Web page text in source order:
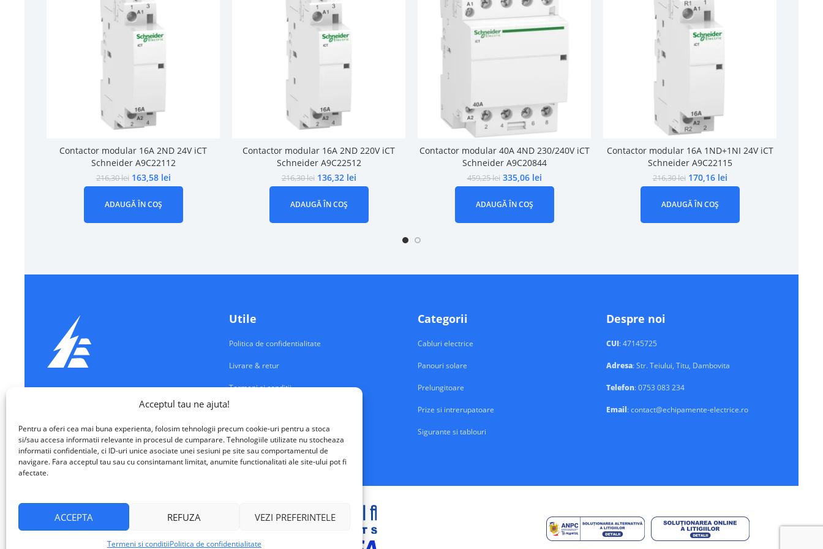
Acceptul tau ne ajuta!
Pentru a oferi cea mai buna experienta, folosim tehnologii precum cookie-uri pentru a stoca
si/sau accesa informatii relevante in procesul de cumparare. Tehnologiile utilizate nu stocheaza
informatii confidentiale, ci ID-uri unice asociate unei sesiuni pe site sau comportamentul de
navigare. Fara acceptul tau sau cu consintamant limitat, anumite functionalitati ale site-ului pot fi
afectate.
ACCEPTA REFUZA VEZI PREFERINTELE
Termeni si conditiiPolitica de confidentialitate
Contactor modular 16A 2ND 24V iCT
Schneider A9C22112
216,30lei 163,58 lei
ADAUGĂ ÎN COȘ
Contactor modular 16A 2ND 220V iCT
Schneider A9C22512
216,30lei 136,32 lei
ADAUGĂ ÎN COȘ
Contactor modular 40A 4ND 230/240V iCT
Schneider A9C20844
459,25lei 335,06 lei
ADAUGĂ ÎN COȘ
Contactor modular 16A 1ND+1NI 24V iCT
Schneider A9C22115
216,30lei 170,16 lei
ADAUGĂ ÎN COȘ
Echipamente Electrice
Utile
Politica de confidentialitate
Livrare & retur
Termeni si conditii
Contul meu
Contact
Categorii
Cabluri electrice
Panouri solare
Prelungitoare
Prize si intrerupatoare
Sigurante si tablouri
Despre noi
CUI: 47145725
Adresa: Str. Teiului, Titu, Dambovita
Telefon: 0753 083 234
Email: contact@echipamente-electrice.ro
VALM Electrical Solutions © 2026